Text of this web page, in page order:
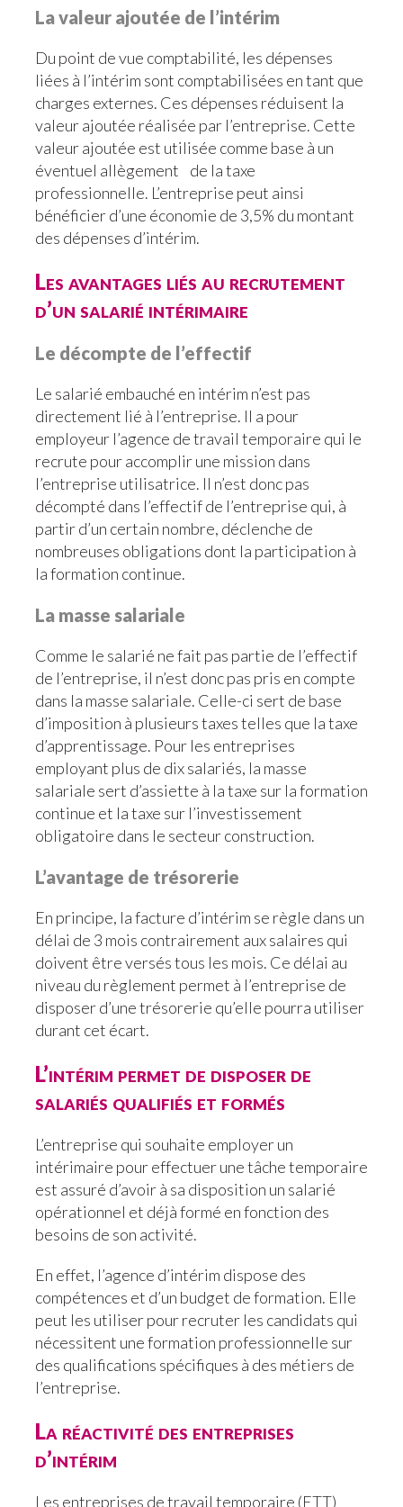
La valeur ajoutée de l’intérim
Du point de vue comptabilité, les dépenses
liées à l’intérim sont comptabilisées en tant que
charges externes. Ces dépenses réduisent la
valeur ajoutée réalisée par l’entreprise. Cette
valeur ajoutée est utilisée comme base à un
éventuel allègement de la taxe
professionnelle. L’entreprise peut ainsi
bénéficier d’une économie de 3,5% du montant
des dépenses d’intérim.
Les avantages liés au recrutement
d’un salarié intérimaire
Le décompte de l’effectif
Le salarié embauché en intérim n’est pas
directement lié à l’entreprise. Il a pour
employeur l’agence de travail temporaire qui le
recrute pour accomplir une mission dans
l’entreprise utilisatrice. Il n’est donc pas
décompté dans l’effectif de l’entreprise qui, à
partir d’un certain nombre, déclenche de
nombreuses obligations dont la participation à
la formation continue.
La masse salariale
Comme le salarié ne fait pas partie de l’effectif
de l’entreprise, il n’est donc pas pris en compte
dans la masse salariale. Celle-ci sert de base
d’imposition à plusieurs taxes telles que la taxe
d’apprentissage. Pour les entreprises
employant plus de dix salariés, la masse
salariale sert d’assiette à la taxe sur la formation
continue et la taxe sur l’investissement
obligatoire dans le secteur construction.
L’avantage de trésorerie
En principe, la facture d’intérim se règle dans un
délai de 3 mois contrairement aux salaires qui
doivent être versés tous les mois. Ce délai au
niveau du règlement permet à l’entreprise de
disposer d’une trésorerie qu’elle pourra utiliser
durant cet écart.
L’intérim permet de disposer de
salariés qualifiés et formés
L’entreprise qui souhaite employer un
intérimaire pour effectuer une tâche temporaire
est assuré d’avoir à sa disposition un salarié
opérationnel et déjà formé en fonction des
besoins de son activité.
En effet, l’agence d’intérim dispose des
compétences et d’un budget de formation. Elle
peut les utiliser pour recruter les candidats qui
nécessitent une formation professionnelle sur
des qualifications spécifiques à des métiers de
l’entreprise.
La réactivité des entreprises
d’intérim
Les entreprises de travail temporaire (ETT)